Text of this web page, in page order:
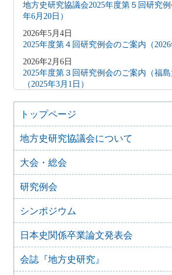
地方史研究協議会2025年度第５回研究
年6月20日）
2026年5月4日
2025年度第４回研究例会のご案内（2026
2026年2月6日
2025年度第３回研究例会のご案内（福島
（2025年3月1日）
2025年12月5日
2025年度第２回研究例会のご案内（伊予
会）（2026年１月11日）
2025年10月7日
2025年度第１回研究例会のご案内（加
合同例会）（2025年11月8日）
2025年9月3日
2024年度第8回研究例会のご案内（2025
2025年6月5日
20日）
2025年6月5日
2024年度第6回研究例会（2025年7月12日
トップページ
地方史研究協議会について
大会・総会
研究例会
シンポジウム
日本史関係卒業論文発表会
会誌『地方史研究』